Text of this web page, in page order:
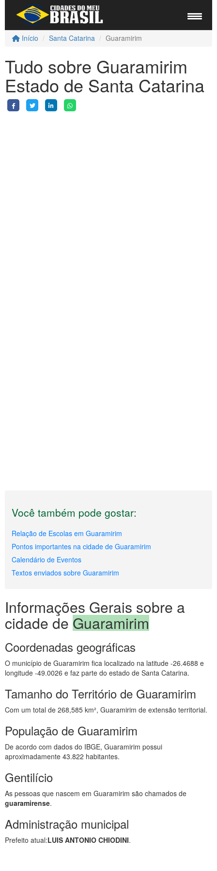
Início Santa Catarina Guaramirim
Tudo sobre Guaramirim
Estado de Santa Catarina
Você também pode gostar:
Relação de Escolas em Guaramirim
Pontos importantes na cidade de Guaramirim
Calendário de Eventos
Textos enviados sobre Guaramirim
Informações Gerais sobre a
cidade de Guaramirim
Coordenadas geográficas
O município de Guaramirim fica localizado na latitude -26.4688 e
longitude -49.0026 e faz parte do estado de Santa Catarina.
Tamanho do Território de Guaramirim
Com um total de 268,585 km², Guaramirim de extensão territorial.
População de Guaramirim
De acordo com dados do IBGE, Guaramirim possui
aproximadamente 43.822 habitantes.
Gentilício
As pessoas que nascem em Guaramirim são chamados de
guaramirense.
Administração municipal
Prefeito atual:LUIS ANTONIO CHIODINI.